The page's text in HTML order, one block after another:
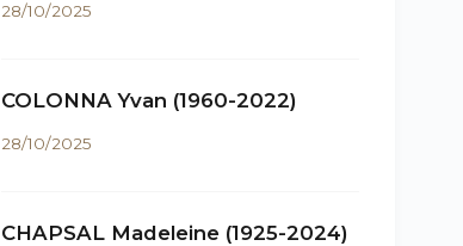
28/10/2025
COLONNA Yvan (1960-2022)
28/10/2025
CHAPSAL Madeleine (1925-2024)